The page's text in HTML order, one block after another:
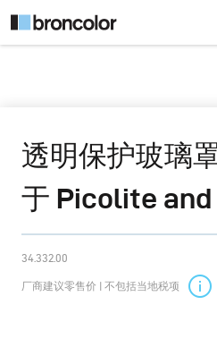
透明保护玻璃
于 Picolite
34.332.00
厂商建议零售价 | 不包括当地税项